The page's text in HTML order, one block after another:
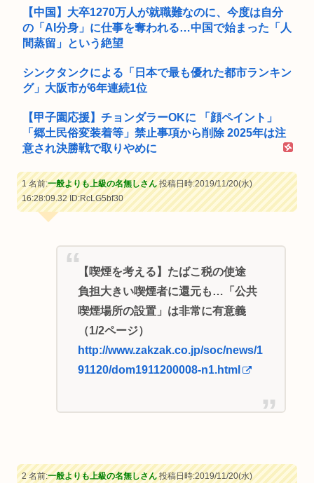
【中国】大卒1270万人が就職難なのに、今度は自分
の「AI分身」に仕事を奪われる…中国で始まった「人
間蒸留」という絶望
シンクタンクによる「日本で最も優れた都市ランキン
グ」大阪市が6年連続1位
【甲子園応援】チョンダラーOKに 「顔ペイント」
「郷土民俗変装着等」禁止事項から削除 2025年は注
意され決勝戦で取りやめに
1 名前:一般よりも上級の名無しさん投稿日時:2019/11/20(水)
16:28:09.32ID:RcLG5bf30
【喫煙を考える】たばこ税の使途
負担大きい喫煙者に還元も…「公共
喫煙場所の設置」は非常に有意義
（1/2ページ）
http://www.zakzak.co.jp/soc/news/1
91120/dom1911200008-n1.html
2 名前:一般よりも上級の名無しさん投稿日時:2019/11/20(水)